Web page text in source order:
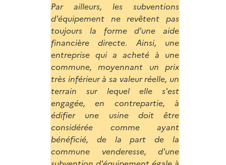
Par ailleurs, les subventions
d'équipement ne revêtent pas
toujours la forme d'une aide
financière directe. Ainsi, une
entreprise qui a acheté à une
commune, moyennant un prix
très inférieur à sa valeur réelle, un
terrain sur lequel elle s'est
engagée, en contrepartie, à
édifier une usine doit être
considérée comme ayant
bénéficié, de la part de la
commune venderesse, d'une